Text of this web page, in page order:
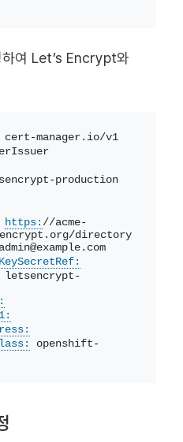
여 Let’s Encrypt와
cert-manager.io/v1
production
https: //acme-
directory
letsencrypt-
openshift-